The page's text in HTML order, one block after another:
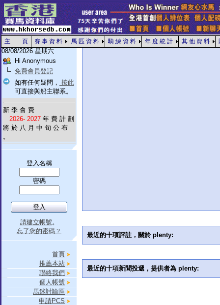
主 頁 賽 事 資 料 馬 匹 資 料 騎 練 資 料 年 度 統 計 其 他 資 料
08/08/2026 星期六
Hi Anonymous
免費會員登記
如有任何疑問， 按此
可直接與船主聯系。
新 季 會 費
2026- 2027 年 費 計 劃
將 於 八 月 中 旬 公 布
。
登入名稱
密碼
請建立帳號。
忘了您的密碼？
首頁
推薦本站
聯絡我們
個人帳號
馬迷討論區
申請PCS
最近的十項評註，關於 plenty:
最近的十項新聞投遞，提供者為 plenty: